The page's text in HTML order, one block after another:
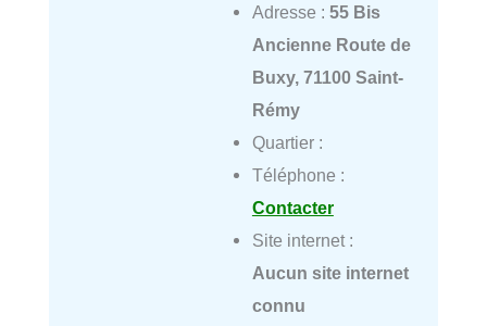
Adresse : 55 Bis
Ancienne Route de
Buxy, 71100 Saint-
Rémy
Quartier :
Téléphone :
Contacter
Site internet :
Aucun site internet
connu